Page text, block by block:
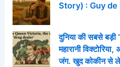
Story) : Guy
दुनिया की सबसे बड़ी
महारानी
जंग. खुद कोकीन से